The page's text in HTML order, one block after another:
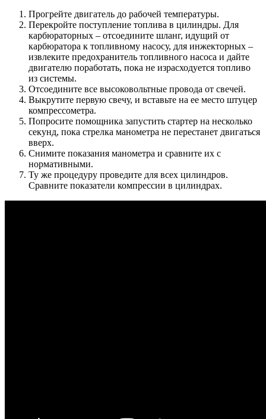
Прогрейте двигатель до рабочей температуры.
Перекройте поступление топлива в цилиндры. Для
карбюраторных – отсоедините шланг, идущий от
карбюратора к топливному насосу, для инжекторных –
извлеките предохранитель топливного насоса и дайте
двигателю поработать, пока не израсходуется топливо
из системы.
Отсоедините все высоковольтные провода от свечей.
Выкрутите первую свечу, и вставьте на ее место штуцер
компрессометра.
Попросите помощника запустить стартер на несколько
секунд, пока стрелка манометра не перестанет двигаться
вверх.
Снимите показания манометра и сравните их с
нормативными.
Ту же процедуру проведите для всех цилиндров.
Сравните показатели компрессии в цилиндрах.